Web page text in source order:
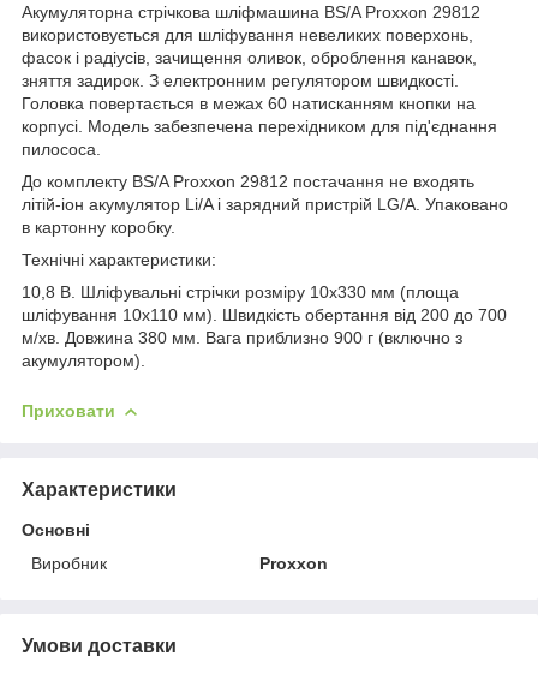
Акумуляторна стрічкова шліфмашина BS/A Proxxon 29812
використовується для шліфування невеликих поверхонь,
фасок і радіусів, зачищення оливок, оброблення канавок,
зняття задирок. З електронним регулятором швидкості.
Головка повертається в межах 60 натисканням кнопки на
корпусі. Модель забезпечена перехідником для під'єднання
пилососа.
До комплекту BS/A Proxxon 29812 постачання не входять
літій-іон акумулятор Li/A і зарядний пристрій LG/A. Упаковано
в картонну коробку.
Технічні характеристики:
10,8 В. Шліфувальні стрічки розміру 10х330 мм (площа
шліфування 10х110 мм). Швидкість обертання від 200 до 700
м/хв. Довжина 380 мм. Вага приблизно 900 г (включно з
акумулятором).
Приховати
Характеристики
Основні
Виробник
Proxxon
Умови доставки